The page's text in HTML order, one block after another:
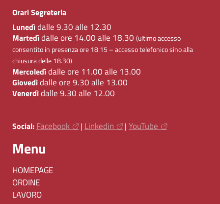
Orari Segreteria
Lunedìdalle 9.30 alle 12.30
Martedìdalle ore 14.00 alle 18.30 (ultimo accesso
consentito in presenza ore 18.15 – accesso telefonico sino alla
chiusura delle 18.30)
Mercoledìdalle ore 11.00 alle 13.00
Giovedìdalle ore 9.30 alle 13.00
Venerdìdalle 9.30 alle 12.00
Social: Facebook | Linkedin | YouTube
Menu
HOMEPAGE
ORDINE
LAVORO